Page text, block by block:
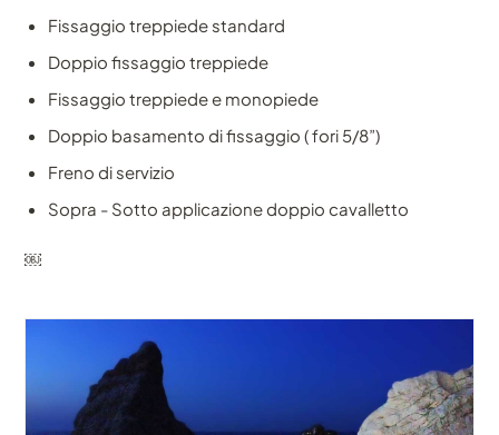
Fissaggio treppiede standard
Doppio fissaggio treppiede
Fissaggio treppiede e monopiede
Doppio basamento di fissaggio ( fori 5/8”)
Freno di servizio
Sopra - Sotto applicazione doppio cavalletto
￼